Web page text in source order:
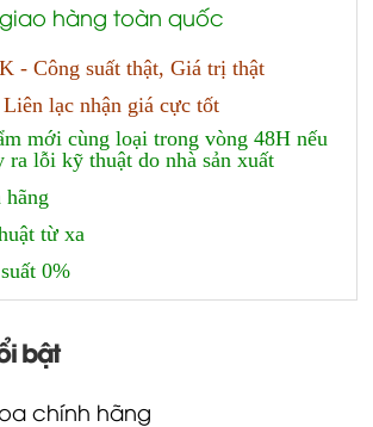
hàng toàn quốc
- Công suất thật, Giá trị thật
lạc nhận giá cực tốt
mới cùng loại trong vòng 48H nếu
ra lỗi kỹ thuật do nhà sản xuất
từ xa
0%
bật
chính hãng